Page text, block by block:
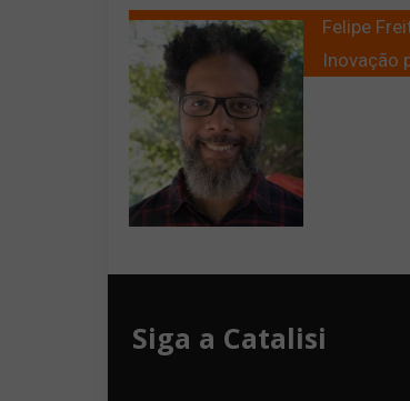
Felipe
Inovação
Siga a Catalisi